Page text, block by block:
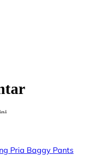
Pria Baggy Pants